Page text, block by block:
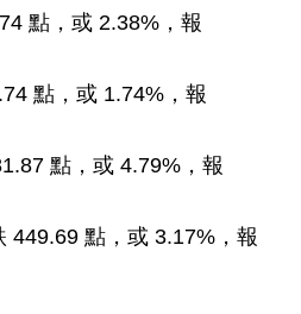
點，或 2.38%，報
點，或 1.74%，報
點，或 4.79%，報
449.69 點，或 3.17%，報